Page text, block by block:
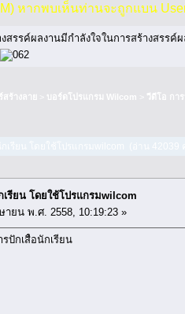
หากพบเห็นท่านจะถูกแบน
รรค์ผลงานมีกำลังใจในการสร้างสรรค์
ร้างลาย บอร์ดโปรแกรม Wilcom วีดีโอ กา
เรียน โดยใช้โปรแกรมwilcom
ายน พ.ศ. 2558, 10:19:23 »
ปักเสื้อนักเรียน